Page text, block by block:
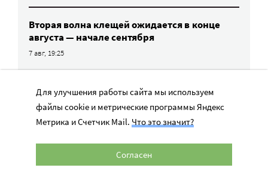
Вторая волна клещей ожидается в конце
августа — начале сентября
7 авг, 19:25
из проблемной семьи, предлагают искать
с полицией
опрос о трудоустройстве
7 авг, 15:34
Для улучшения работы сайта мы используем
файлы cookie и метрические программы Яндекс
Метрика и Счетчик Mail. Что это значит?
Согласен